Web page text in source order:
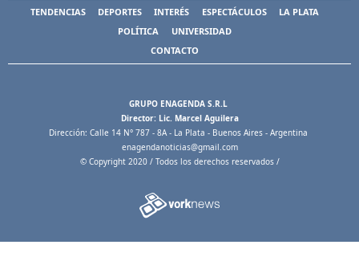
TENDENCIAS DEPORTES INTERÉS ESPECTÁCULOS
LA PLATA
POLÍTICA
UNIVERSIDAD
CONTACTO
GRUPO ENAGENDA S.R.L
Director: Lic. Marcel Aguilera
Dirección: Calle 14 N° 787 - 8A - La Plata - Buenos Aires - Argentina
enagendanoticias@gmail.com
© Copyright 2020 / Todos los derechos reservados /